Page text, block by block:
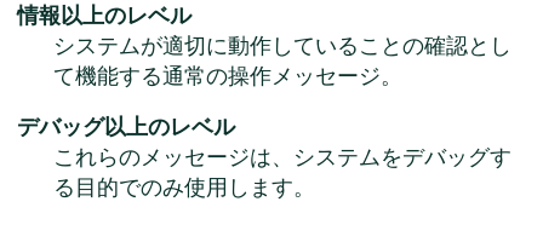
情報以上のレベル
システムが適切に動作していることの確認とし
て機能する通常の操作メッセージ。
デバッグ以上のレベル
これらのメッセージは、システムをデバッグす
る目的でのみ使用します。